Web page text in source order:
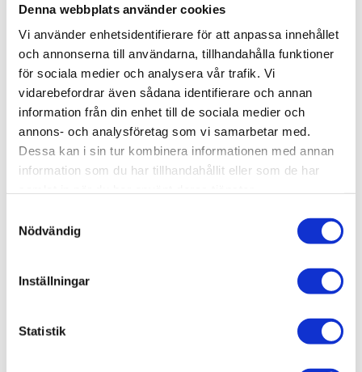
Denna webbplats använder cookies
Vi använder enhetsidentifierare för att anpassa innehållet
och annonserna till användarna, tillhandahålla funktioner
för sociala medier och analysera vår trafik. Vi
vidarebefordrar även sådana identifierare och annan
information från din enhet till de sociala medier och
annons- och analysföretag som vi samarbetar med.
Dessa kan i sin tur kombinera informationen med annan
information som du har tillhandahållit eller som de har
Nödvändig
Inställningar
Statistik
Lagerstatus
Lagervara
Artikelnr
015-240
Vikt
0,115 kg
Gångjärn, T-Spår 8.
3D step-fil: Här kan du hämta en 3D step-fil
240
Material:Aluminium, anodiserat. Rostfri axel.